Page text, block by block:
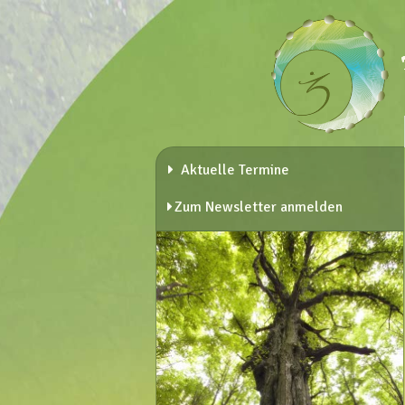
Aktuelle Termine
Zum Newsletter anmelden